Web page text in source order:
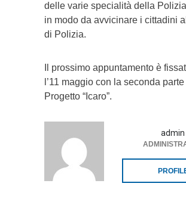
delle varie specialità della
in modo da avvicinare i cittadini
di Polizia.
Il prossimo appuntamento è
l’11 maggio con la seconda parte
Progetto “Icaro”.
admin